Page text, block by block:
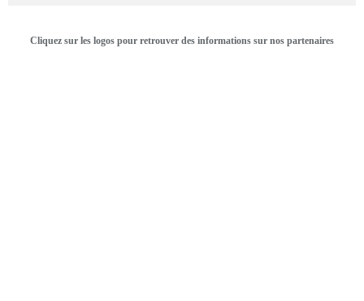
Cliquez sur les logos pour retrouver des informations sur nos partenaires